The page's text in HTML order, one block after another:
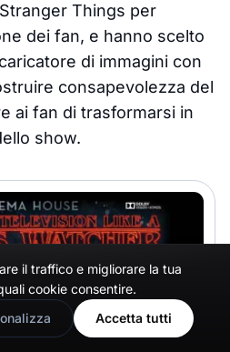
Things per
dei fan, e hanno scelto
di immagini con
consapevolezza del
ai fan di trasformarsi in
show.
il traffico e migliorare la tua
cookie consentire.
Accetta tutti
site in English?